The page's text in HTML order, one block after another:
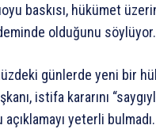
baskısı, hükümet
olduğunu söylüyor.
günlerde yeni bir
istifa kararını
yeterli bulmadı.